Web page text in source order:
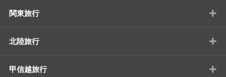
関東旅行 +
北陸旅行 +
甲信越旅行 +